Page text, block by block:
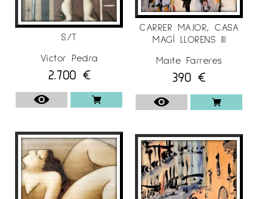
S/T
Víctor Pedra
2.700 €
CARRER MAJOR, CASA
MAGÍ LLORENS III
Maite Farreres
390 €